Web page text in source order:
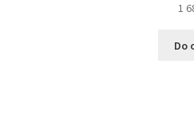
1
Do